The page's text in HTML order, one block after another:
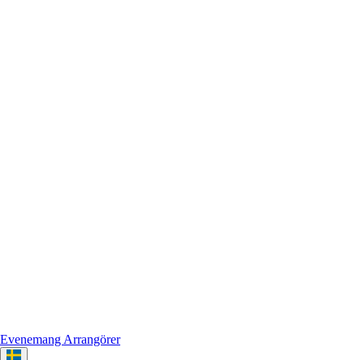
Evenemang Arrangörer